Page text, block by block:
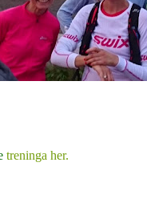
treninga her.